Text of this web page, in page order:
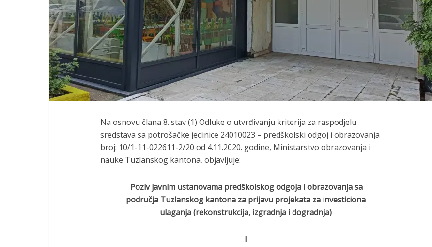
Na osnovu člana 8. stav (1) Odluke o utvrđivanju kriterija za raspodjelu
sredstava sa potrošačke jedinice 24010023 – predškolski odgoj i obrazovanja
broj: 10/1-11-022611-2/20 od 4.11.2020. godine, Ministarstvo obrazovanja i
nauke Tuzlanskog kantona, objavljuje:
Poziv javnim ustanovama predškolskog odgoja i obrazovanja sa
područja Tuzlanskog kantona za prijavu projekata za investiciona
ulaganja(rekonstrukcija, izgradnja i dogradnja)
I